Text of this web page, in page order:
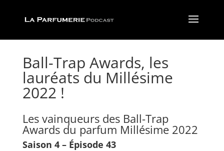
Ball-Trap Awards, les
lauréats du Millésime
2022 !
Les vainqueurs des Ball-Trap
Awards du parfum Millésime 2022
Saison 4 – Épisode 43